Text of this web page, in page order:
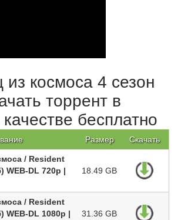
из космоса 4 сезон
торрент в
бесплатно
Размер Скачать
/ Resident
WEB-DL 720p |
18.49 GB
/ Resident
WEB-DL 1080p |
31.36 GB